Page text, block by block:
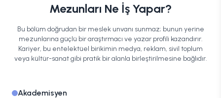
Mezunları Ne İş Yapar?
Bu bölüm doğrudan bir meslek unvanı sunmaz; bunun yerine
mezunlarına güçlü bir araştırmacı ve yazar profili kazandırır.
Kariyer, bu entelektüel birikimin medya, reklam, sivil toplum
veya kültür-sanat gibi pratik bir alanla birleştirilmesine bağlıdır.
Akademisyen